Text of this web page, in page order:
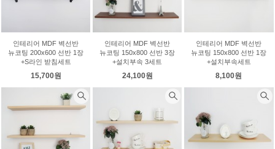
인테리어 MDF 벽선반
뉴코팅 200x600 선반 1장
+S라인 받침세트
15,700원
인테리어 MDF 벽선반
뉴코팅 150x800 선반 3장
+설치부속 3세트
24,100원
인테리어 MDF 벽선반
뉴코팅 150x800 선반 1장
+설치부속세트
8,100원